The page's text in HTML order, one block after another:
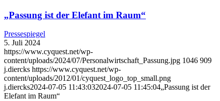
„Passung ist der Elefant im Raum“
Pressespiegel
5. Juli 2024
https://www.cyquest.net/wp-
content/uploads/2024/07/Personalwirtschaft_Passung.jpg 1046 909
j.diercks https://www.cyquest.net/wp-
content/uploads/2012/01/cyquest_logo_top_small.png
j.diercks2024-07-05 11:43:032024-07-05 11:45:04„Passung ist der
Elefant im Raum“